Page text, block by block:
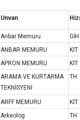
Unvan
Anbar Memuru GİH
ANBAR MEMURU KİT
APRON MEMURU KİT
ARAMA VE KURTARMA
TEKNİSYENİ
TH
ARFF MEMURU KİT
Arkeolog TH